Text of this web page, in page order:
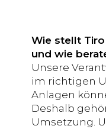
Wie stellt Tiro
und wie
Unsere
im richtigen
Anlagen
Deshalb
Umsetzung.